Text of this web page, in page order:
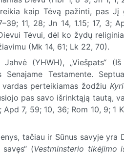
kaip Tėvą pažinti, pas
11, 28; Jn 14, 1.15; 17, 3;
Tėvui, dėl ko žydų
(Mk 14, 61; Lk 22, 70).
(YHWH), „Viešpats“
Senajame Testamente.
perteikiamas žodžiu
pas savo išrinktąją tautą,
7, 59; 10, 36; Rom 10, 9; 1
tačiau ir Sūnus savyje yra
(Vestminsterio tikėjimo